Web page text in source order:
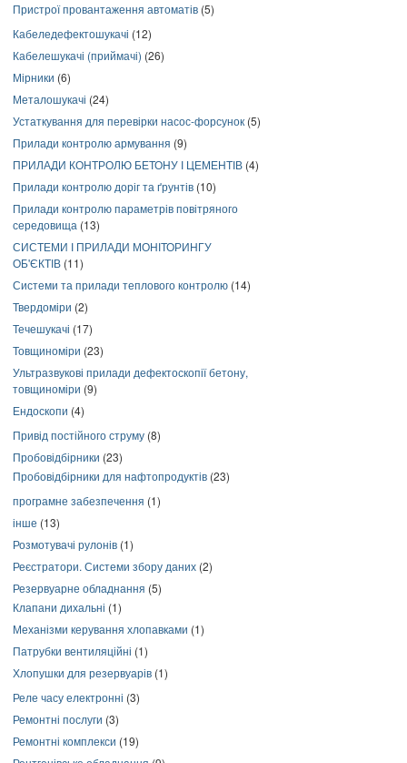
Пристрої провантаження автоматів (5)
Кабеледефектошукачі (12)
Кабелешукачі (приймачі) (26)
Мірники (6)
Металошукачі (24)
Устаткування для перевірки насос-форсунок (5)
Прилади контролю армування (9)
ПРИЛАДИ КОНТРОЛЮ БЕТОНУ І ЦЕМЕНТІВ (4)
Прилади контролю доріг та ґрунтів (10)
Прилади контролю параметрів повітряного
середовища (13)
СИСТЕМИ І ПРИЛАДИ МОНІТОРИНГУ
ОБ'ЄКТІВ (11)
Системи та прилади теплового контролю (14)
Твердоміри (2)
Течешукачі (17)
Товщиноміри (23)
Ультразвукові прилади дефектоскопії бетону,
товщиноміри (9)
Ендоскопи (4)
Привід постійного струму (8)
Пробовідбірники (23)
Пробовідбірники для нафтопродуктів (23)
програмне забезпечення (1)
інше (13)
Розмотувачі рулонів (1)
Реєстратори. Системи збору даних (2)
Резервуарне обладнання (5)
Клапани дихальні (1)
Механізми керування хлопавками (1)
Патрубки вентиляційні (1)
Хлопушки для резервуарів (1)
Реле часу електронні (3)
Ремонтні послуги (3)
Ремонтні комплекси (19)